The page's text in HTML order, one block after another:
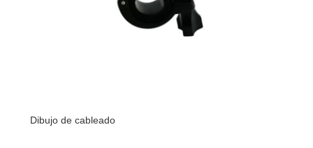
Dibujo de cableado